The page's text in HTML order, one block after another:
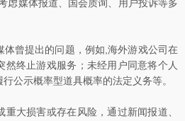
虑媒体报道、国会质询、用户投诉等多
曾提出的问题，例如,海外游戏公司在
然终止游戏服务；未经用户同意将个人
公示概率型道具概率的法定义务等。
大损害或存在风险，通过新闻报道、